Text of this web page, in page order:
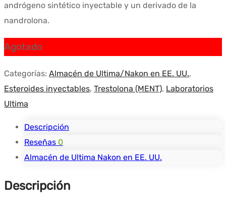
andrógeno sintético inyectable y un derivado de la
nandrolona.
Agotado
Categorías: Almacén de Ultima/Nakon en EE. UU.,
Esteroides inyectables, Trestolona (MENT), Laboratorios
Ultima
Descripción
Reseñas 0
Almacén de Ultima Nakon en EE. UU.
Descripción